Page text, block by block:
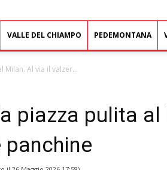
VALLE DEL CHIAMPO PEDEMONTANA
Milan. Al via il valzer...
piazza pulita al